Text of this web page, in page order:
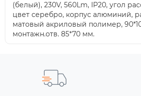
(белый), 230V, 560Lm, IP20, угол
цвет серебро, корпус алюминий,
матовый акриловый полимер,
монтажн.отв. 85*70 мм.